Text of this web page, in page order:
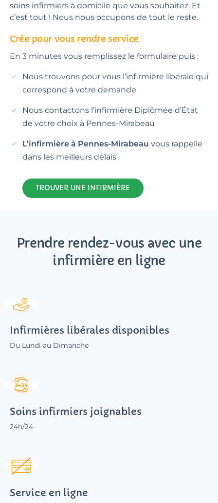
soins infirmiers à domicile que vous souhaitez. Et
c’est tout ! Nous nous occupons de tout le reste.
Crée pour vous rendre service
En 3 minutes vous remplissez le formulaire puis :
Nous trouvons pour vous l’infirmière libérale qui
correspond à votre demande
Nous contactons l’infirmière Diplômée d’État
de votre choix à Pennes-Mirabeau
L’infirmière à Pennes-Mirabeau vous rappelle
dans les meilleurs délais
TROUVER UNE INFIRMIÈRE
Prendre rendez-vous avec une
infirmière en ligne
Infirmières libérales disponibles
Du Lundi au Dimanche
Soins infirmiers joignables
24h/24
Service en ligne